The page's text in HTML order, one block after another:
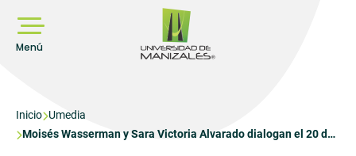
contenido
principal
Menú
Sobrescribir
enlaces
Inicio Umedia
Moisés Wasserman y Sara Victoria Alvarado dialogan el 20 de